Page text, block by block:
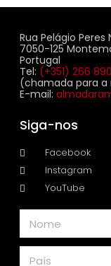
Rua Pelágio Peres
7050-125
Portugal
Tel: (+351) 266
(chamada para a
E-mail:
Siga-nos
Facebook
Instagram
YouTube